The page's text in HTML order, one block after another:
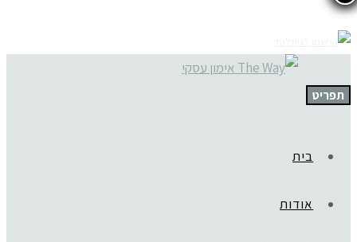
תפריט
בית
אודות